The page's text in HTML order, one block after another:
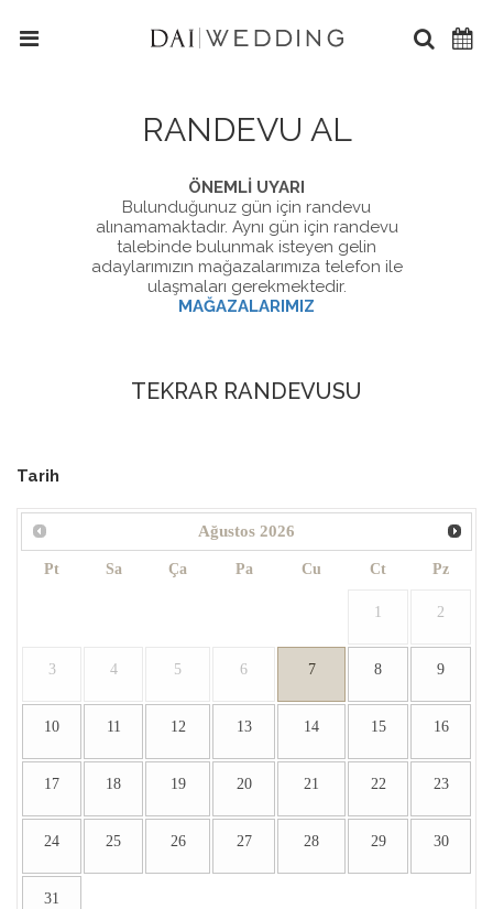
RANDEVU AL
ÖNEMLİ UYARI
Bulunduğunuz gün için randevu
alınamamaktadır. Aynı gün için randevu
talebinde bulunmak isteyen gelin
adaylarımızın mağazalarımıza telefon ile
ulaşmaları gerekmektedir.
MAĞAZALARIMIZ
TEKRAR RANDEVUSU
Tarih
Ağustos 2026
Pt Sa Ça Pa Cu Ct Pz
1 2
3 4 5 6 7 8 9
10 11 12 13 14 15 16
17 18 19 20 21 22 23
24 25 26 27 28 29 30
31